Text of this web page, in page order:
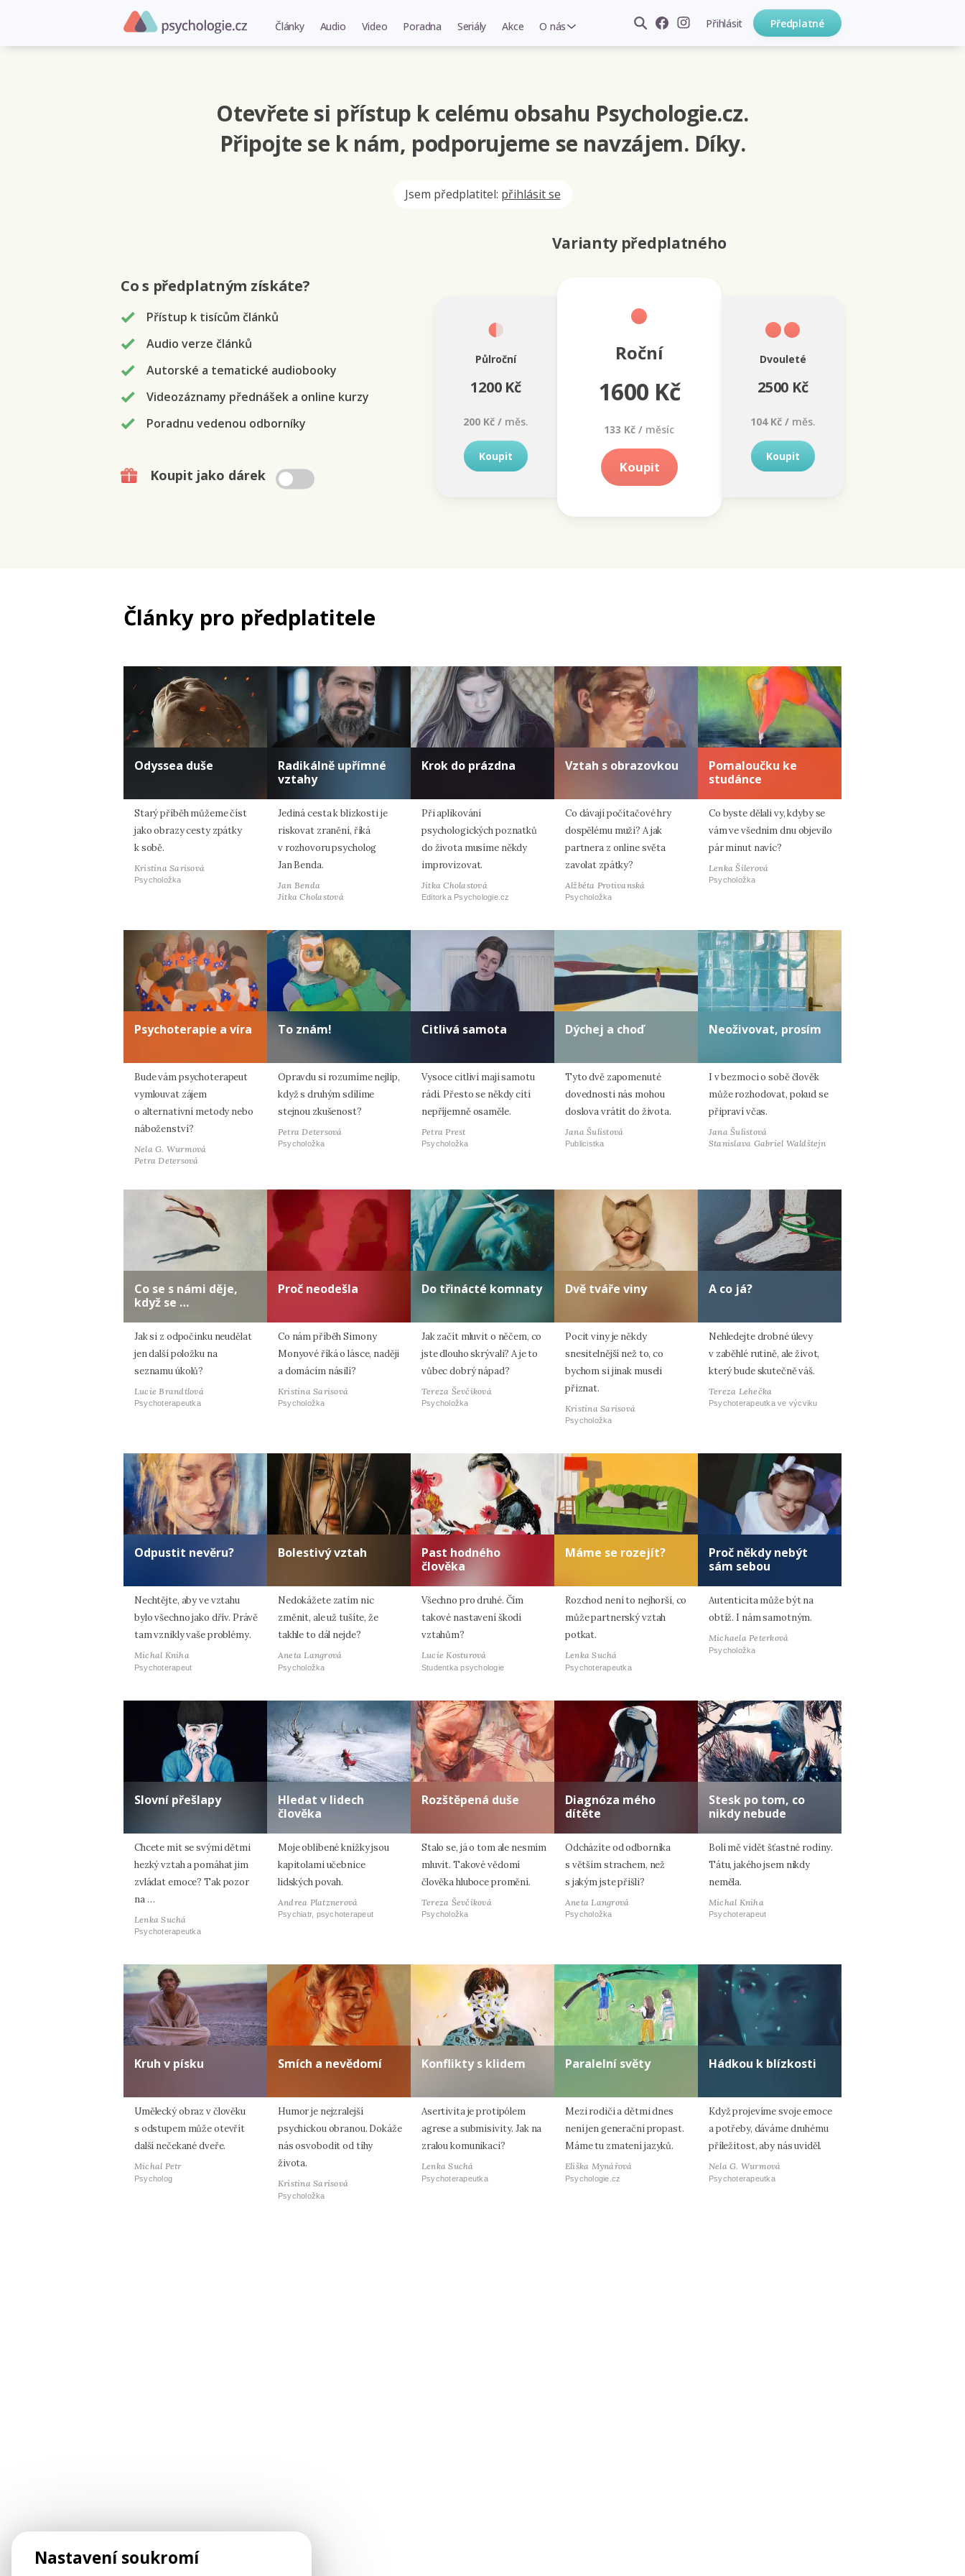
Články Audio Video Poradna Seriály Akce O nás Přihlásit Předplatné
Otevřete si přístup k celému obsahu Psychologie.cz.
Připojte se k nám, podporujeme se navzájem. Díky.
Jsem předplatitel: přihlásit se
Co s předplatným získáte?
Přístup k tisícům článků
Audio verze článků
Autorské a tematické audiobooky
Videozáznamy přednášek a online kurzy
Poradnu vedenou odborníky
Koupit jako dárek
Varianty předplatného
Půlroční
1200 Kč
200 Kč /měs.
Koupit
Roční
1600 Kč
133 Kč / měsíc
Koupit
Dvouleté
2500 Kč
104 Kč /měs.
Koupit
Články pro předplatitele
Odyssea duše
Starý příběh můžeme číst
jako obrazy cesty zpátky
k sobě.
Kristina Sarisová
Psycholožka
Radikálně upřímné
vztahy
Jediná cesta k blízkosti je
riskovat zranění, říká
v rozhovoru psycholog
Jan Benda.
Jan Benda
Jitka Cholastová
Krok do prázdna
Při aplikování
psychologických poznatků
do života musíme někdy
improvizovat.
Jitka Cholastová
Editorka Psychologie.cz
Vztah s obrazovkou
Co dávají počítačové hry
dospělému muži? A jak
partnera z online světa
zavolat zpátky?
Alžběta Protivanská
Psycholožka
Pomaloučku ke
studánce
Co byste dělali vy, kdyby se
vám ve všedním dnu objevilo
pár minut navíc?
Lenka Šilerová
Psycholožka
Psychoterapie a víra
Bude vám psychoterapeut
vymlouvat zájem
o alternativní metody nebo
náboženství?
Nela G. Wurmová
Petra Detersová
To znám!
Opravdu si rozumíme nejlíp,
když s druhým sdílíme
stejnou zkušenost?
Petra Detersová
Psycholožka
Citlivá samota
Vysoce citliví mají samotu
rádi. Přesto se někdy cítí
nepříjemně osaměle.
Petra Prest
Psycholožka
Dýchej a choď
Tyto dvě zapomenuté
dovednosti nás mohou
doslova vrátit do života.
Jana Šulistová
Publicistka
Neoživovat, prosím
I v bezmoci o sobě člověk
může rozhodovat, pokud se
připraví včas.
Jana Šulistová
Stanislava Gabriel Waldštejn
Co se s námi děje,
když se …
Jak si z odpočinku neudělat
jen další položku na
seznamu úkolů?
Lucie Brandtlová
Psychoterapeutka
Proč neodešla
Co nám příběh Simony
Monyové říká o lásce, naději
a domácím násilí?
Kristina Sarisová
Psycholožka
Do třinácté komnaty
Jak začít mluvit o něčem, co
jste dlouho skrývali? A je to
vůbec dobrý nápad?
Tereza Ševčíková
Psycholožka
Dvě tváře viny
Pocit viny je někdy
snesitelnější než to, co
bychom si jinak museli
přiznat.
Kristina Sarisová
Psycholožka
A co já?
Nehledejte drobné úlevy
v zaběhlé rutině, ale život,
který bude skutečně váš.
Tereza Lehečka
Psychoterapeutka ve výcviku
Odpustit nevěru?
Nechtějte, aby ve vztahu
bylo všechno jako dřív. Právě
tam vznikly vaše problémy.
Michal Kniha
Psychoterapeut
Bolestivý vztah
Nedokážete zatím nic
změnit, ale už tušíte, že
takhle to dál nejde?
Aneta Langrová
Psycholožka
Past hodného
člověka
Všechno pro druhé. Čím
takové nastavení škodí
vztahům?
Lucie Kosturová
Studentka psychologie
Máme se rozejít?
Rozchod není to nejhorší, co
může partnerský vztah
potkat.
Lenka Suchá
Psychoterapeutka
Proč někdy nebýt
sám sebou
Autenticita může být na
obtíž. I nám samotným.
Michaela Peterková
Psycholožka
Slovní přešlapy
Chcete mít se svými dětmi
hezký vztah a pomáhat jim
zvládat emoce? Tak pozor
na …
Lenka Suchá
Psychoterapeutka
Hledat v lidech
člověka
Moje oblíbené knížky jsou
kapitolami učebnice
lidských povah.
Andrea Platznerová
Psychiatr, psychoterapeut
Rozštěpená duše
Stalo se, já o tom ale nesmím
mluvit. Takové vědomí
člověka hluboce promění.
Tereza Ševčíková
Psycholožka
Diagnóza mého
dítěte
Odcházíte od odborníka
s větším strachem, než
s jakým jste přišli?
Aneta Langrová
Psycholožka
Stesk po tom, co
nikdy nebude
Bolí mě vidět šťastné rodiny.
Tátu, jakého jsem nikdy
neměla.
Michal Kniha
Psychoterapeut
Kruh v písku
Umělecký obraz v člověku
s odstupem může otevřít
další nečekané dveře.
Michal Petr
Psycholog
Smích a nevědomí
Humor je nejzralejší
psychickou obranou. Dokáže
nás osvobodit od tíhy
života.
Kristina Sarisová
Psycholožka
Konflikty s klidem
Asertivita je protipólem
agrese a submisivity. Jak na
zralou komunikaci?
Lenka Suchá
Psychoterapeutka
Paralelní světy
Mezi rodiči a dětmi dnes
není jen generační propast.
Máme tu zmatení jazyků.
Eliška Mynářová
Psychologie.cz
Hádkou k blízkosti
Když projevíme svoje emoce
a potřeby, dáváme druhému
příležitost, aby nás uviděl.
Nela G. Wurmová
Psychoterapeutka
Nastavení soukromí